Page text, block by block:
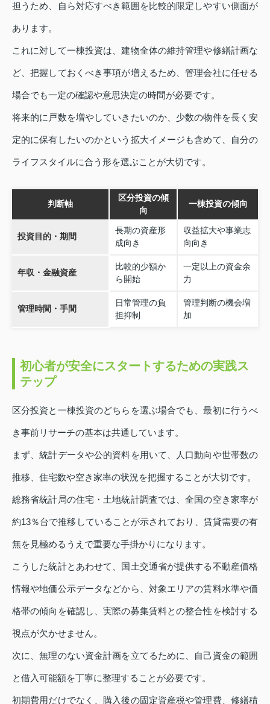
担うため、自ら対応すべき範囲を比較的限定しやすい側面が
あります。
これに対して一棟投資は、建物全体の維持管理や修繕計画な
ど、把握しておくべき事項が増えるため、管理会社に任せる
場合でも一定の確認や意思決定の時間が必要です。
将来的に戸数を増やしていきたいのか、少数の物件を長く安
定的に保有したいのかという拡大イメージも含めて、自分の
ライフスタイルに合う形を選ぶことが大切です。
判断軸
区分投資の傾
向
一棟投資の傾向
投資目的・期間
長期の資産形
成向き
収益拡大や事業志
向向き
年収・金融資産
比較的少額か
ら開始
一定以上の資金余
力
管理時間・手間
日常管理の負
担抑制
管理判断の機会増
加
初心者が安全にスタートするための実践ス
テップ
区分投資と一棟投資のどちらを選ぶ場合でも、最初に行うべ
き事前リサーチの基本は共通しています。
まず、統計データや公的資料を用いて、人口動向や世帯数の
推移、住宅数や空き家率の状況を把握することが大切です。
総務省統計局の住宅・土地統計調査では、全国の空き家率が
約13％台で推移していることが示されており、賃貸需要の有
無を見極めるうえで重要な手掛かりになります。
こうした統計とあわせて、国土交通省が提供する不動産価格
情報や地価公示データなどから、対象エリアの賃料水準や価
格帯の傾向を確認し、実際の募集賃料との整合性を検討する
視点が欠かせません。
次に、無理のない資金計画を立てるために、自己資金の範囲
と借入可能額を丁寧に整理することが必要です。
初期費用だけでなく、購入後の固定資産税や管理費、修繕積